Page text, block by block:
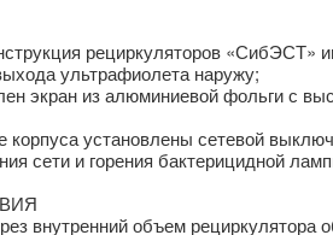
рециркуляторов «СибЭСТ»
ультрафиолета наружу;
экран из алюминиевой фольги с
корпуса установлены сетевой
сети и горения бактерицидной
внутренний объем рециркулятора